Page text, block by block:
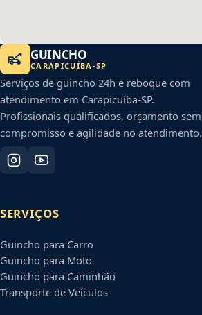
GUINCHO
CARAPICUÍBA -SP
Serviços de guincho 24h e reboque com
atendimento em Carapicuíba-SP.
Profissionais qualificados, orçamento sem
compromisso e agilidade no atendimento.
SERVIÇOS
Guincho para Carro
Guincho para Moto
Guincho para Caminhão
Transporte de Veículos